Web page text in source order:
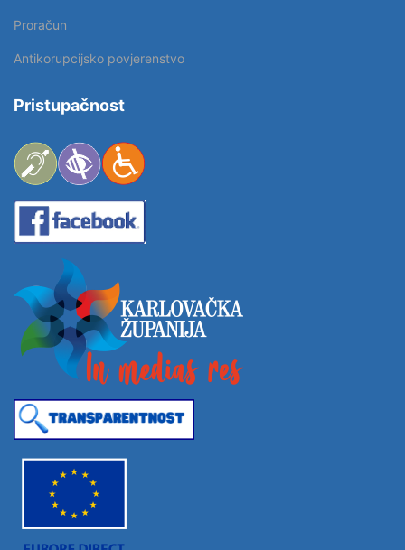
Proračun
Antikorupcijsko povjerenstvo
Pristupačnost